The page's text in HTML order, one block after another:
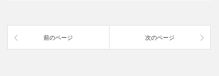
前のページ 次のページ